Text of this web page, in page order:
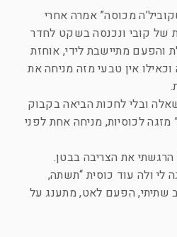
מכוסה” אמרה אחרי
של קובי ונכנסה בשקט לחדר
והפעם מתיישבת לידי, אוחזת
אין טבעי מזה מניחה את
ובלי לחכות הביאה בקבוק
מזגה לכוסיות, מניחה אחת לפני
הרגשתי את הצריבה בבטן.
לי ולה עוד כוסית “תשתה,
שתיתי, הפעם לאט, מתענג על